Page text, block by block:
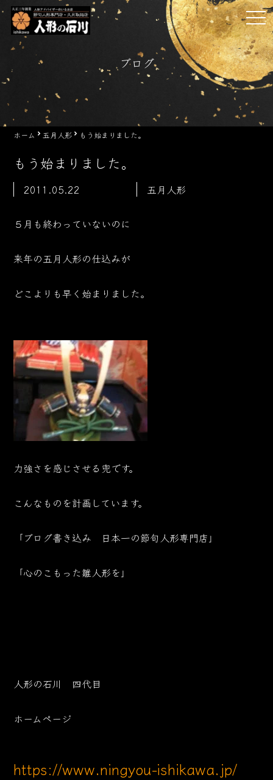
Skip
content
ブログ
ホーム 五月人形 もう始まりました。
もう始まりました。
2011.05.22 五月人形
５月も終わっていないのに
来年の五月人形の仕込みが
どこよりも早く始まりました。
力強さを感じさせる兜です。
こんなものを計画しています。
「ブログ書き込み 日本一の節句人形専門店」
「心のこもった雛人形を」
人形の石川 四代目
ホームページ
https://www.ningyou-ishikawa.jp/